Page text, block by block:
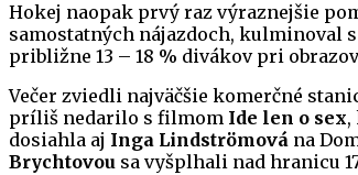
Hokej naopak prvý raz výraznejšie
samostatných nájazdoch, kulminoval
približne 13 – 18 % divákov pri
Večer zviedli najväčšie komerčné
príliš nedarilo s filmom Ide len o sex,
dosiahla aj Inga Lindströmová na
Brychtovou sa vyšplhali nad hranicu